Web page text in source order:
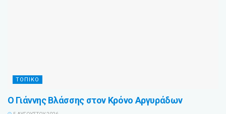
ΤΟΠΙΚΌ
Ο Γιάννης Βλάσσης στον Κρόνο Αργυράδων